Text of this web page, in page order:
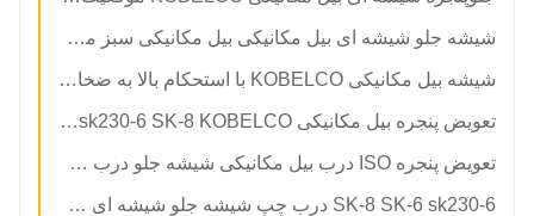
شیشه جلو شیشه ای بیل مکانیکی بیل مکانیکی سبز مقاوم در برابر خمش
شیشه بیل مکانیکی KOBELCO با استحکام بالا به ضخامت 5 میلی متر درب سمت چپ موقعیت شماره 1
تعویض پنجره بیل مکانیکی SK-6 sk230-6 SK-8 KOBELCO از جلو و پایین موقعیت B
تعویض پنجره ISO درب بیل مکانیکی شیشه جلو درب چپ حالت پایینی NO.3
SK-8 SK-6 sk230-6 درب چپ شیشه جلو شیشه ای عقب